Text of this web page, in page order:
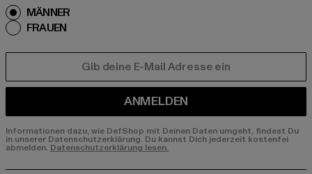
MÄNNER
FRAUEN
ANMELDEN
Informationen dazu, wie DefShop mit Deinen Daten umgeht, findest Du
in unserer Datenschutzerklärung. Du kannst Dich jederzeit kostenfei
abmelden. Datenschutzerklärung lesen.